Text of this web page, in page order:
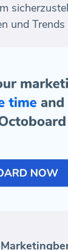
und